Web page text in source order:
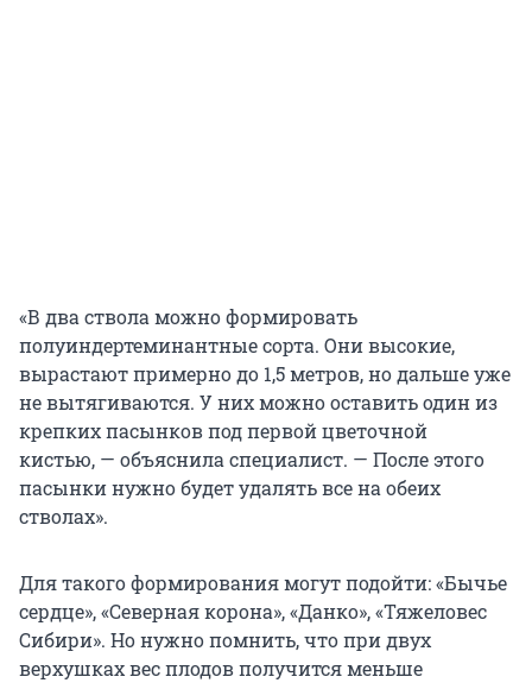
«В два ствола можно формировать
полуиндертеминантные сорта. Они высокие,
вырастают примерно до 1,5 метров, но дальше уже
не вытягиваются. У них можно оставить один из
крепких пасынков под первой цветочной
кистью, — объяснила специалист. — После этого
пасынки нужно будет удалять все на обеих
стволах».
Для такого формирования могут подойти: «Бычье
сердце», «Северная корона», «Данко», «Тяжеловес
Сибири». Но нужно помнить, что при двух
верхушках вес плодов получится меньше